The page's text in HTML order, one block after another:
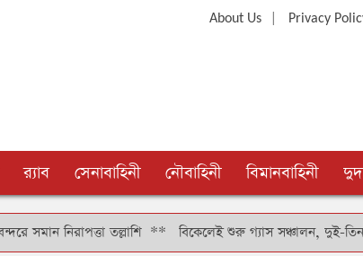
About Us| Privacy
র‍্যাব সেনাবাহিনী নৌবাহিনী বিমানবাহিনী
তল্লাশি** বিকেলেই শুরু গ্যাস সঞ্চালন, দুই-তিন দিনে কাটবে